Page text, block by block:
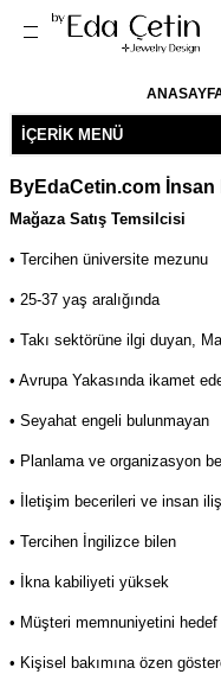
İÇERIK MENÜ
ByEdaCetin.com İnsan
Mağaza Satış Temsilcisi
• Tercihen üniversite mezunu
• 25-37 yaş aralığında
• Takı sektörüne ilgi duyan,
• Avrupa Yakasında ikamet
• Seyahat engeli bulunmayan
• Planlama ve organizasyon
• İletişim becerileri ve insan
• Tercihen İngilizce bilen
• İkna kabiliyeti yüksek
• Müşteri memnuniyetini hedef
• Kişisel bakımına özen